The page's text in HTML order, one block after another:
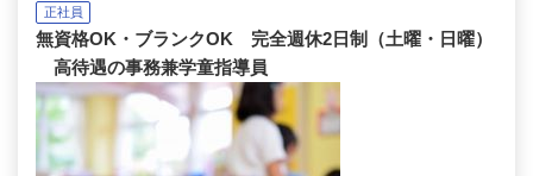
正社員
無資格OK・ブランクOK 完全週休2日制（土曜・日曜）
高待遇の事務兼学童指導員